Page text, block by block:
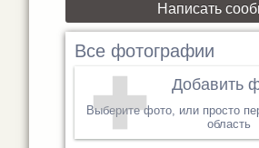
Написать
Все фотографии
Добавить
Выберите фото, или просто
область